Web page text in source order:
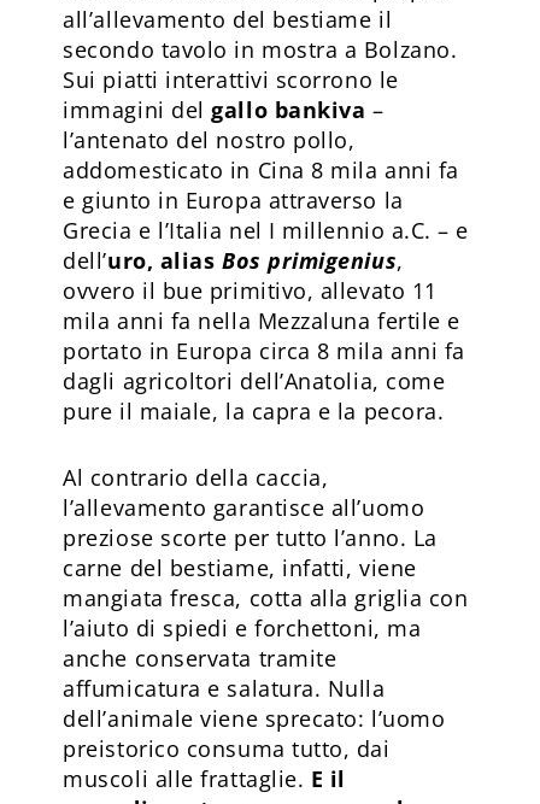
all’allevamento del bestiame il
secondo tavolo in mostra a Bolzano.
Sui piatti interattivi scorrono le
immagini delgallo bankiva –
l’antenato del nostro pollo,
addomesticato in Cina 8 mila anni fa
e giunto in Europa attraverso la
Grecia e l’Italia nel I millennio a.C. – e
dell’uro, alias Bos primigenius,
ovvero il bue primitivo, allevato 11
mila anni fa nella Mezzaluna fertile e
portato in Europa circa 8 mila anni fa
dagli agricoltori dell’Anatolia, come
pure il maiale, la capra e la pecora.
Al contrario della caccia,
l’allevamento garantisce all’uomo
preziose scorte per tutto l’anno. La
carne del bestiame, infatti, viene
mangiata fresca, cotta alla griglia con
l’aiuto di spiedi e forchettoni, ma
anche conservata tramite
affumicatura e salatura. Nulla
dell’animale viene sprecato: l’uomo
preistorico consuma tutto, dai
muscoli alle frattaglie. E il